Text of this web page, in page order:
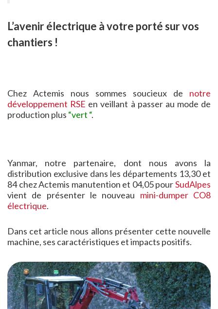
L’avenir électrique à votre porté sur vos
chantiers !
Chez Actemis nous sommes soucieux de notre
développement RSE en veillant à passer au mode de
production plus “vert “.
Yanmar, notre partenaire, dont nous avons la
distribution exclusive dans les départements 13,30 et
84 chez Actemis manutention et 04,05 pourSudAlpes
vient de présenter le nouveau mini-dumper CO8
électrique.
Dans cet article nous allons présenter cette nouvelle
machine, ses caractéristiques et impacts positifs.